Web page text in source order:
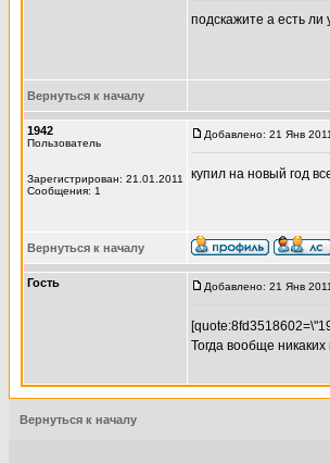
подскажите а есть ли
Вернуться к началу
1942
Пользователь
Зарегистрирован: 21.01.2011
Сообщения: 1
Добавлено: 21 Янв
купил на новый год
Вернуться к началу
Гость Добавлено: 21 Янв
Тогда вообще
Вернуться к началу